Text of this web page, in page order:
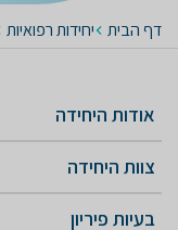
דף הבית יחידות רפואיות
אודות היחידה
צוות היחידה
בעיות פיריון